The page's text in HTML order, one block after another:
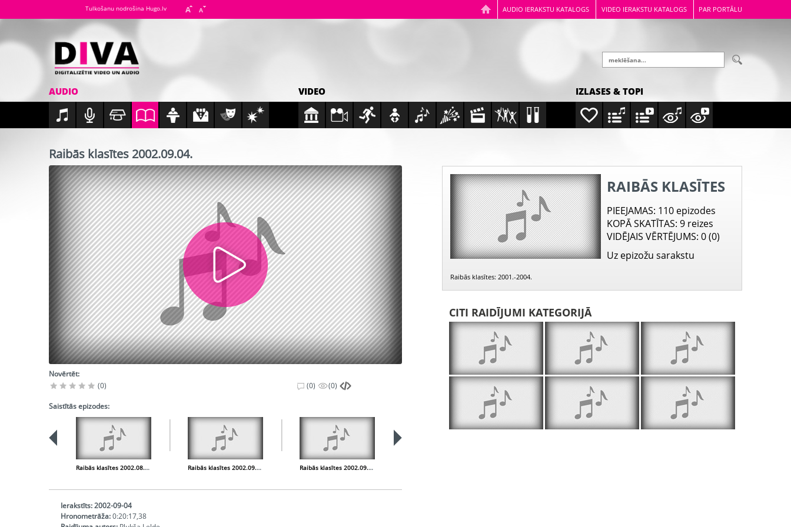
AUDIO IERAKSTU KATALOGS VIDEO IERAKSTU KATALOGS PAR PORTĀLU
Tulkošanu nodrošina Hugo.lv
AUDIO VIDEO IZLASES & TOPI
Raibās klasītes 2002.09.04.
Novērtēt:
(0)
(0) (0)
Saistītās epizodes:
Raibās klasītes 2002.08.28. Raibās klasītes 2002.09.11. Raibās klasītes 2002.09.18.
Ierakstīts:2002-09-04
Hronometrāža:0:20:17,38
RAIBĀS KLASĪTES
PIEEJAMAS: 110 epizodes
KOPĀ SKATĪTAS: 9 reizes
VIDĒJAIS VĒRTĒJUMS: 0 (0)
Uz epizožu sarakstu
Raibās klasītes: 2001.-2004.
CITI RAIDĪJUMI KATEGORIJĀ